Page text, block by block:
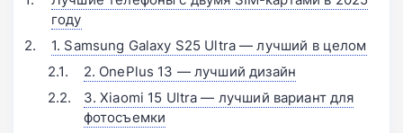
году
1. Samsung Galaxy S25 Ultra — лучший в целом
2. OnePlus 13 — лучший дизайн
3. Xiaomi 15 Ultra — лучший вариант для
фотосъемки